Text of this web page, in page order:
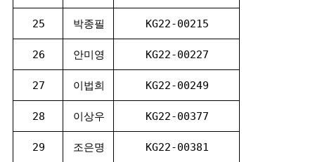
25 박종필 KG22-00215
26 안미영 KG22-00227
27 이법희 KG22-00249
28 이상우 KG22-00377
29 조은명 KG22-00381